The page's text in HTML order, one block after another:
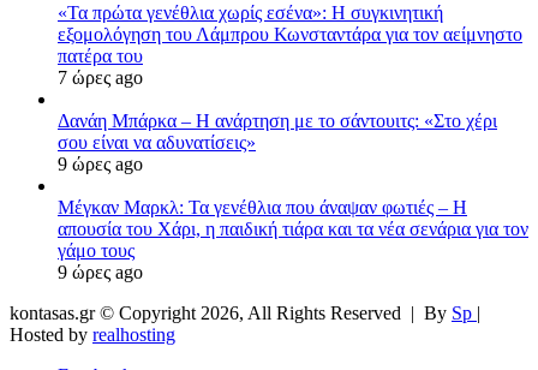
«Τα πρώτα γενέθλια χωρίς εσένα»: Η συγκινητική
εξομολόγηση του Λάμπρου Κωνσταντάρα για τον αείμνηστο
πατέρα του
7 ώρες ago
Δανάη Μπάρκα – Η ανάρτηση με το σάντουιτς: «Στο χέρι
σου είναι να αδυνατίσεις»
9 ώρες ago
Μέγκαν Μαρκλ: Τα γενέθλια που άναψαν φωτιές – Η
απουσία του Χάρι, η παιδική τιάρα και τα νέα σενάρια για τον
γάμο τους
9 ώρες ago
kontasas.gr © Copyright 2026, All Rights Reserved | By Sp |
Hosted by realhosting